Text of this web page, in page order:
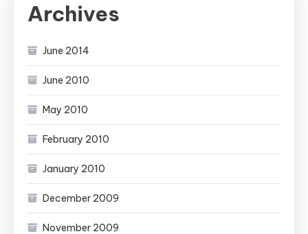
Archives
June 2014
June 2010
May 2010
February 2010
January 2010
December 2009
November 2009